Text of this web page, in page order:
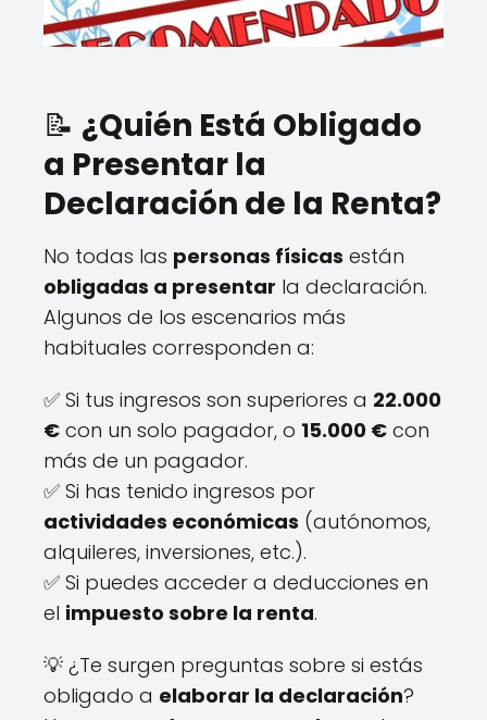
📝 ¿Quién Está Obligado
a Presentar la
Declaración de la Renta?
No todas las personas físicas están
obligadas a presentar la declaración.
Algunos de los escenarios más
habituales corresponden a:
✅ Si tus ingresos son superiores a 22.000
€ con un solo pagador, o 15.000 € con
más de un pagador.
✅ Si has tenido ingresos por
actividades económicas (autónomos,
alquileres, inversiones, etc.).
✅ Si puedes acceder a deducciones en
el impuesto sobre la renta.
💡 ¿Te surgen preguntas sobre si estás
obligado a elaborar la declaración?